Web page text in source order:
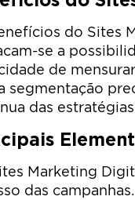
do Sites
se a
de
segmentação
das
Marketing
das